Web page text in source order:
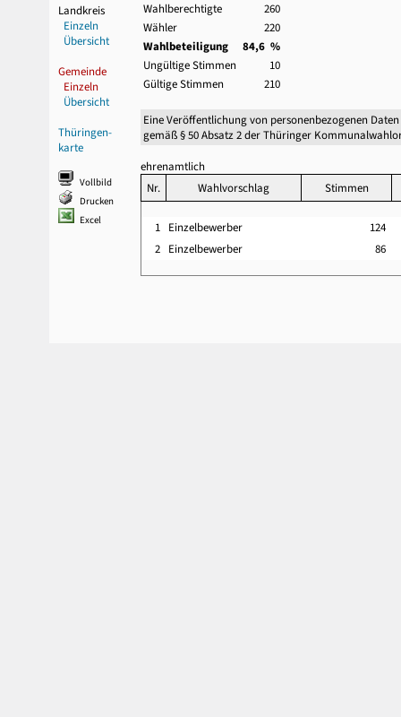
Landkreis
Einzeln
Übersicht
Gemeinde
Einzeln
Übersicht
Thüringen-
karte
Vollbild
Drucken
Excel
Wahlberechtigte
260
Wähler
220
Wahlbeteiligung
84,6 %
Ungültige Stimmen
10
Gültige Stimmen
210
Eine Veröffentlichung von personenbezogenen
gemäß § 50 Absatz 2 der Thüringer
ehrenamtlich
Nr.
Wahlvorschlag Stimmen
1 Einzelbewerber
124
2 Einzelbewerber 86